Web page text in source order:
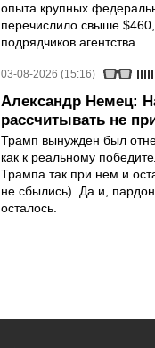
опыта крупных
перечислило свыше
подрядчиков агентства.
03-08-2026 (15:16)
Александр Немец:
рассчитывать не
Трамп вынужден был
как к реальному
Трампа так при нем и
не сбылись). Да и,
осталось.